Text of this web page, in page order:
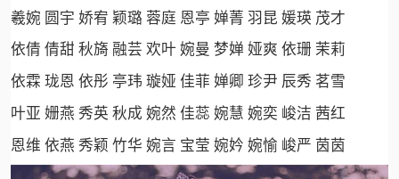
羲婉 圆宇 娇宥 颖璐 蓉庭 恩亭 婵菁 羽昆 媛瑛 茂才
依倩 倩甜 秋旖 融芸 欢叶 婉曼 梦婵 娅爽 依珊 茉莉
依霖 珑恩 依彤 亭玮 璇娅 佳菲 婵卿 珍尹 辰秀 茗雪
叶亚 姗燕 秀英 秋成 婉然 佳蕊 婉慧 婉奕 峻洁 茜红
恩维 依燕 秀颖 竹华 婉言 宝莹 婉妗 婉愉 峻严 茵茵